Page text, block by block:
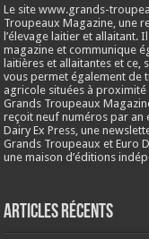
Le site www.grands-
Troupeaux Magazine, une
l’élevage laitier et allaitant.
magazine et communique
laitières et allaitantes et ce,
vous permet également de
agricole situées à
Grands Troupeaux
reçoit neuf numéros par an
Dairy Ex Press, une
Grands Troupeaux et Euro
une maison d’éditions
Articles récents